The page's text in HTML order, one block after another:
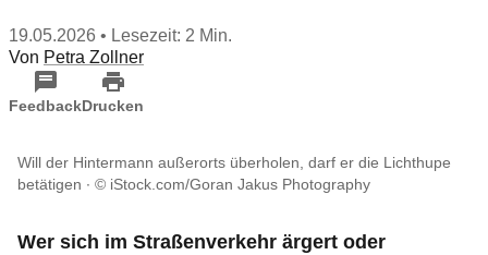
19.05.2026 • Lesezeit: 2 Min.
Von Petra Zollner
FeedbackDrucken
Will der Hintermann außerorts überholen, darf er die Lichthupe
betätigen
© iStock.com/Goran Jakus Photography
Wer sich im Straßenverkehr ärgert oder